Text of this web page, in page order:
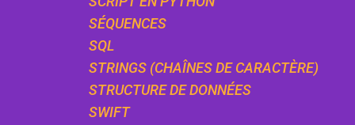
SÉQUENCES
SQL
STRINGS (CHAÎNES DE CARACTÈRE)
STRUCTURE DE DONNÉES
SWIFT